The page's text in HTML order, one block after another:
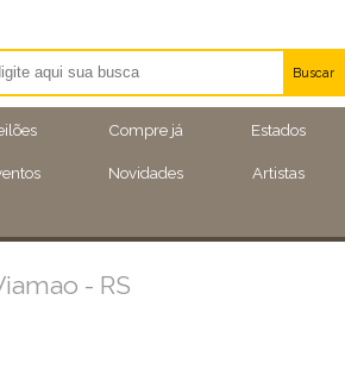
Compre já Estados
Novidades Artistas
Buscar
Artistas
Eventos
- RS